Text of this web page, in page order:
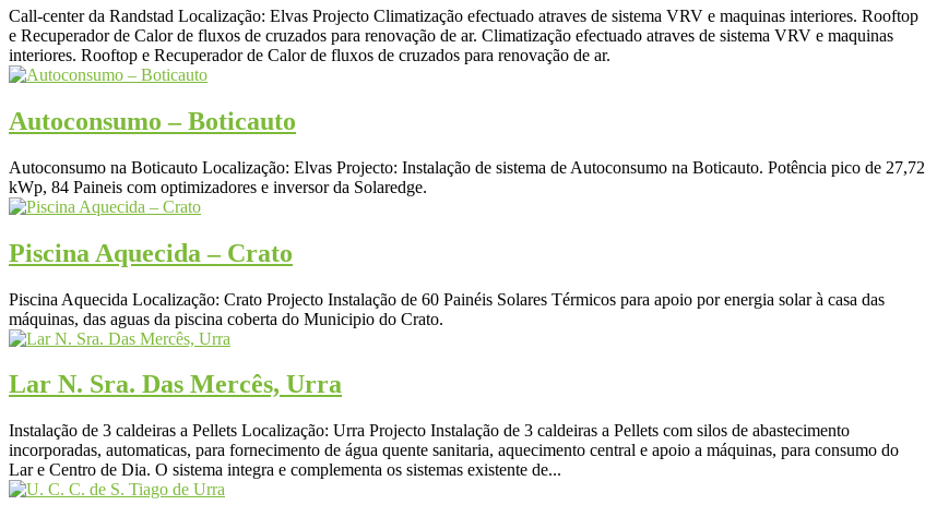
Call-center da Randstad Localização: Elvas Projecto Climatização efectuado atraves de sistema VRV e maquinas interiores. Rooftop
e Recuperador de Calor de fluxos de cruzados para renovação de ar. Climatização efectuado atraves de sistema VRV e maquinas
interiores. Rooftop e Recuperador de Calor de fluxos de cruzados para renovação de ar.
Autoconsumo – Boticauto
Autoconsumo na Boticauto Localização: Elvas Projecto: Instalação de sistema de Autoconsumo na Boticauto. Potência pico de 27,72
kWp, 84 Paineis com optimizadores e inversor da Solaredge.
Piscina Aquecida – Crato
Piscina Aquecida Localização: Crato Projecto Instalação de 60 Painéis Solares Térmicos para apoio por energia solar à casa das
máquinas, das aguas da piscina coberta do Municipio do Crato.
Lar N. Sra. Das Mercês, Urra
Instalação de 3 caldeiras a Pellets Localização: Urra Projecto Instalação de 3 caldeiras a Pellets com silos de abastecimento
incorporadas, automaticas, para fornecimento de água quente sanitaria, aquecimento central e apoio a máquinas, para consumo do
Lar e Centro de Dia. O sistema integra e complementa os sistemas existente de...